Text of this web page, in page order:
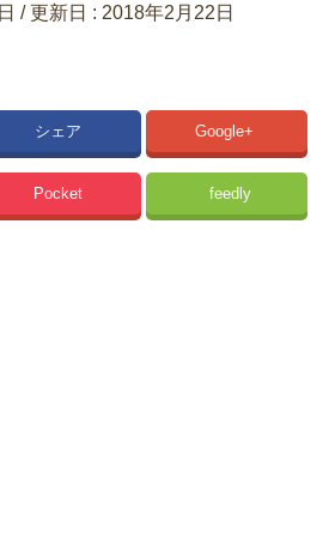
/ 更新日 : 2018年2月22日
シェア Google+
Pocket feedly